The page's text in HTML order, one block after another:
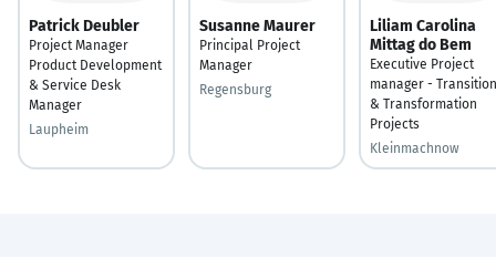
Patrick Deubler
Project Manager
Product Development
& Service Desk
Manager
Laupheim
Susanne Maurer
Principal Project
Manager
Regensburg
Liliam Carolina
Mittag do Bem
Executive Project
manager - Transition
& Transformation
Projects
Kleinmachnow